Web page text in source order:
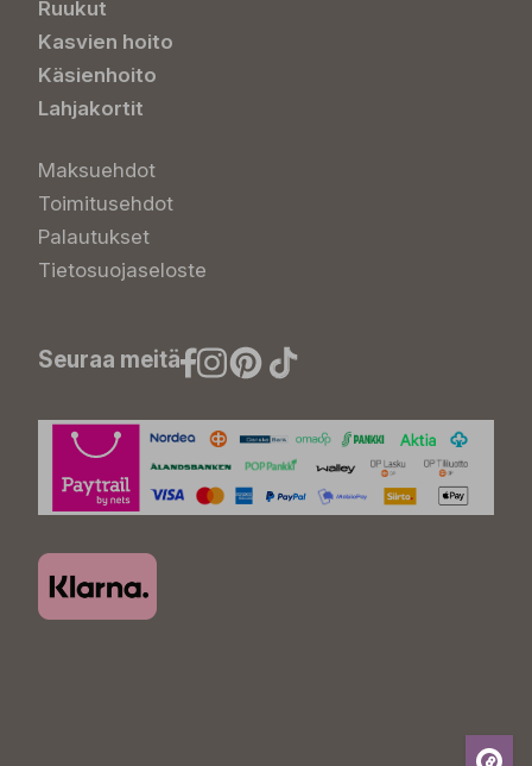
Ruukut
Kasvien hoito
Käsienhoito
Lahjakortit
Maksuehdot
Toimitusehdot
Palautukset
Tietosuojaseloste
Seuraa meitä